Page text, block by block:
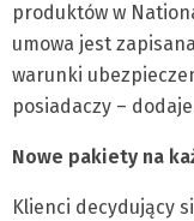
produktów w
umowa jest
warunki
posiadaczy –
Nowe pakiety na
Klienci decydujący